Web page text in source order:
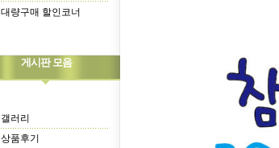
대량구매 할인코너
게시판 모음
갤러리
상품후기